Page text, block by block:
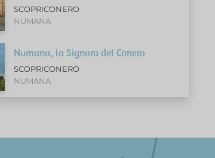
SCOPRICONERO
NUMANA
Numana, la Signora del Conero
SCOPRICONERO
NUMANA